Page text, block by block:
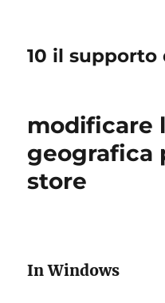
10 il
modificare
geografica
store
In Windows